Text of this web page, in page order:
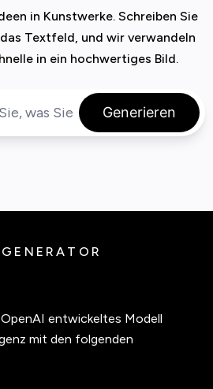
in Kunstwerke. Schreiben Sie
Textfeld, und wir verwandeln
in ein hochwertiges Bild.
Generieren
entwickeltes Modell
mit den folgenden